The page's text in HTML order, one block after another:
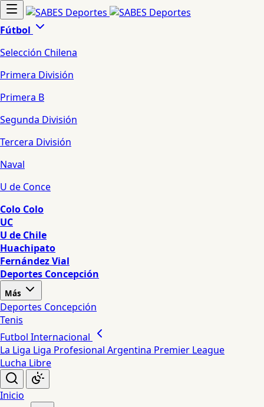
Fútbol
Selección Chilena
Primera División
Primera B
Segunda División
Tercera División
Naval
U de Conce
Colo Colo
UC
U de Chile
Huachipato
Fernández Vial
Deportes Concepción
Más
Deportes Concepción
Tenis
Futbol Internacional
La Liga Liga Profesional Argentina Premier League
Lucha Libre
Inicio